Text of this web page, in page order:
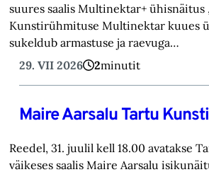
suures saalis Multinektar+ ühisnäitus
Kunstirühmituse Multinektar kuues
sukeldub armastuse ja raevuga…
29. VII 2026
2minutit
Maire Aarsalu Tartu
Reedel, 31. juulil kell 18.00 avatakse
väikeses saalis Maire Aarsalu